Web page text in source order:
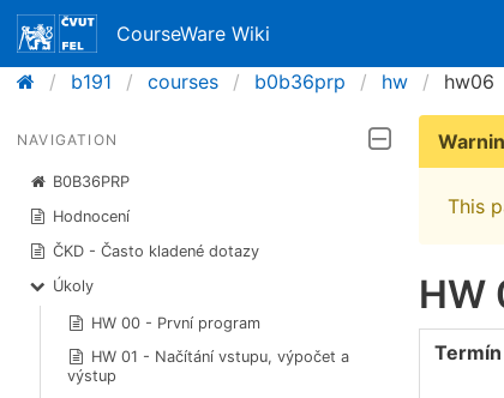
CourseWare Wiki
b191
courses b0b36prp hw hw06
NAVIGATION
B0B36PRP
Hodnocení
ČKD - Často kladené dotazy
Úkoly
HW 00 - První program
HW 01 - Načítání vstupu, výpočet a
výstup
This
HW